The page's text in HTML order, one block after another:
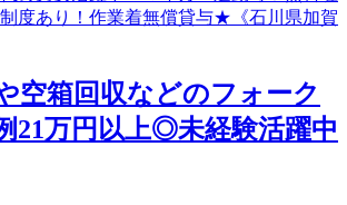
空箱回収などのフォーク
21万円以上◎未経験活躍中